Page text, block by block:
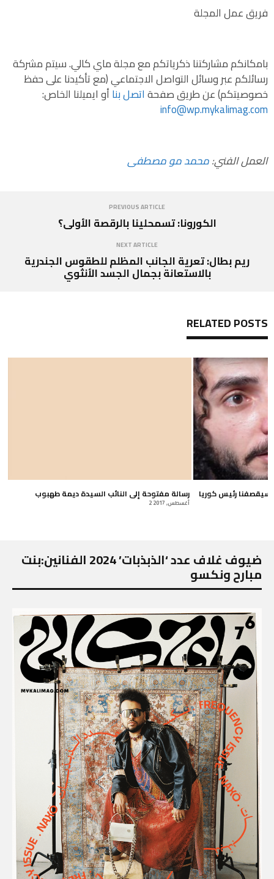
فريق عمل المجلة
بامكانكم مشاركتنا ذكرياتكم مع مجلة ماي كالي. سيتم مشركة
رسائلكم عبر وسائل التواصل الاجتماعي (مع تأكيدنا على حفظ
خصوصيتكم) عن طريق صفحةاتصل بناأو ايميلنا الخاص:
info@wp.mykalimag.com
العمل الفني:محمد مو مصطفى
PREVIOUS ARTICLE
الكورونا: تسمحلينا بالرقصة الأولى؟
NEXT ARTICLE
ريم بطال: تعرية الجانب المظلم للطقوس الجندرية
بالاستعانة بجمال الجسد الأنثوي
RELATED POSTS
رسالة مفتوحة إلى النائب السيدة ديمة طهبوب
2 أغسطس, 2017
سيقصفنا رئيس كوريا
ضيوف غلاف عدد ‘الذبذبات’ 2024 الفنانين:بنت
مبارح ونكسو